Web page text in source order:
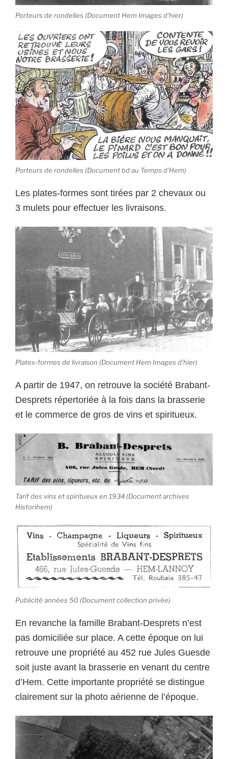
Porteurs de rondelles (Document Hem Images d’hier)
Porteurs de rondelles (Document bd au Temps d’Hem)
Les plates-formes sont tirées par 2 chevaux ou
3 mulets pour effectuer les livraisons.
Plates-formes de livraison (Document Hem Images d’hier)
A partir de 1947, on retrouve la société Brabant-
Desprets répertoriée à la fois dans la brasserie
et le commerce de gros de vins et spiritueux.
Tarif des vins et spiritueux en 1934 (Document archives
Historihem)
Publicité années 50 (Document collection privée)
En revanche la famille Brabant-Desprets n’est
pas domiciliée sur place. A cette époque on lui
retrouve une propriété au 452 rue Jules Guesde
soit juste avant la brasserie en venant du centre
d’Hem. Cette importante propriété se distingue
clairement sur la photo aérienne de l’époque.